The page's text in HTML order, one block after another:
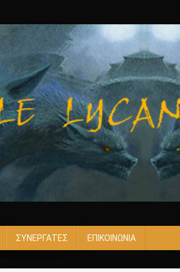
ΣΥΝΕΡΓΑΤΕΣ ΕΠΙΚΟΙΝΩΝΙΑ